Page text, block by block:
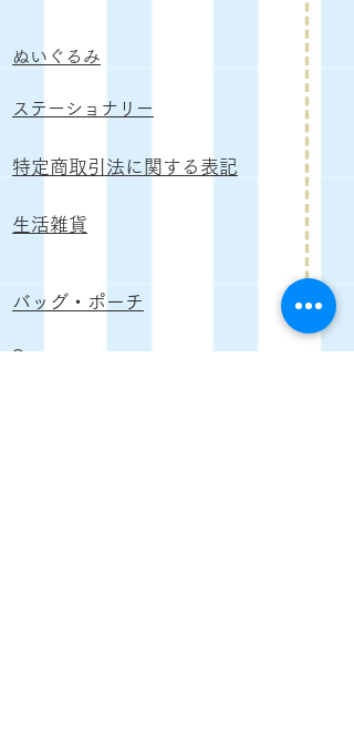
ぬいぐるみ
​ステーショナリー
特定商取引法に関する表記
生活雑貨
バッグ・ポーチ
Oversea